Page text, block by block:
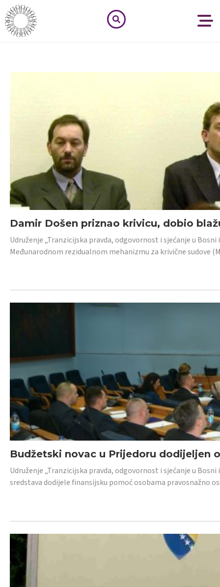
Damir Došen priznao krivicu, dobio
Udruženje „Tranzicijska pravda, odgovornost i sjećanje u
Međunarodnom rezidualnom mehanizmu za krivične sudove
Budžetski novac u Prijedoru dodijeljen
Udruženje „Tranzicijska pravda, odgovornost i sjećanje u
sredstava dodijele finansijsku pomoć osobama pravosnažno